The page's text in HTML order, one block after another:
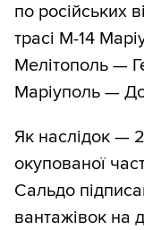
по російських
трасі М-14
Мелітополь —
Маріуполь —
Як наслідок —
окупованої
Сальдо
вантажівок на